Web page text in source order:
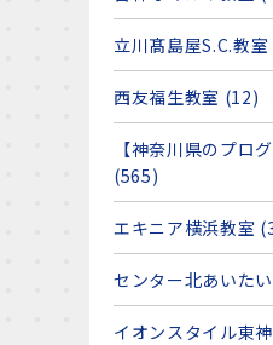
立川髙島屋S.C.教
西友福生教室 (12)
【神奈川県のプロ
(565)
エキニア横浜教室
センター北あいた
イオンスタイル東